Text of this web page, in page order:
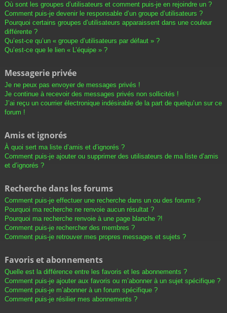
Où sont les groupes d’utilisateurs et comment puis-je en rejoindre un ?
Comment puis-je devenir le responsable d’un groupe d’utilisateurs ?
Pourquoi certains groupes d’utilisateurs apparaissent dans une couleur
différente ?
Qu’est-ce qu’un « groupe d’utilisateurs par défaut » ?
Qu’est-ce que le lien « L’équipe » ?
Messagerie privée
Je ne peux pas envoyer de messages privés !
Je continue à recevoir des messages privés non sollicités !
J’ai reçu un courrier électronique indésirable de la part de quelqu’un sur ce
forum !
Amis et ignorés
À quoi sert ma liste d’amis et d’ignorés ?
Comment puis-je ajouter ou supprimer des utilisateurs de ma liste d’amis
et d’ignorés ?
Recherche dans les forums
Comment puis-je effectuer une recherche dans un ou des forums ?
Pourquoi ma recherche ne renvoie aucun résultat ?
Pourquoi ma recherche renvoie à une page blanche ?!
Comment puis-je rechercher des membres ?
Comment puis-je retrouver mes propres messages et sujets ?
Favoris et abonnements
Quelle est la différence entre les favoris et les abonnements ?
Comment puis-je ajouter aux favoris ou m’abonner à un sujet spécifique ?
Comment puis-je m’abonner à un forum spécifique ?
Comment puis-je résilier mes abonnements ?